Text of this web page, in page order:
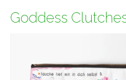
Goddess